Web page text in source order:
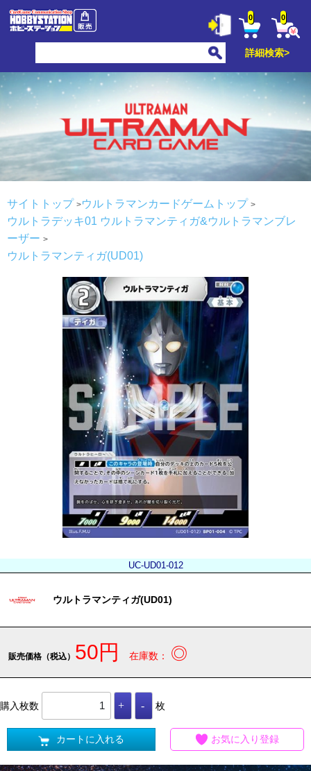
0 0
詳細検索>
サイトトップ
ウルトラマンカードゲームトップ
ウルトラデッキ01 ウルトラマンティガ&ウルトラマンブレ
ーザー
ウルトラマンティガ(UD01)
UC-UD01-012
ウルトラマンティガ(UD01)
販売価格（税込） 50円 在庫数： ◎
購入枚数 枚
カートに入れる お気に入り登録